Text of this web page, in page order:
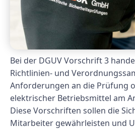
Bei der DGUV Vorschrift 3
Richtlinien- und
Anforderungen an die Prüfung
elektrischer Betriebsmittel am
Diese Vorschriften sollen die
Mitarbeiter gewährleisten und